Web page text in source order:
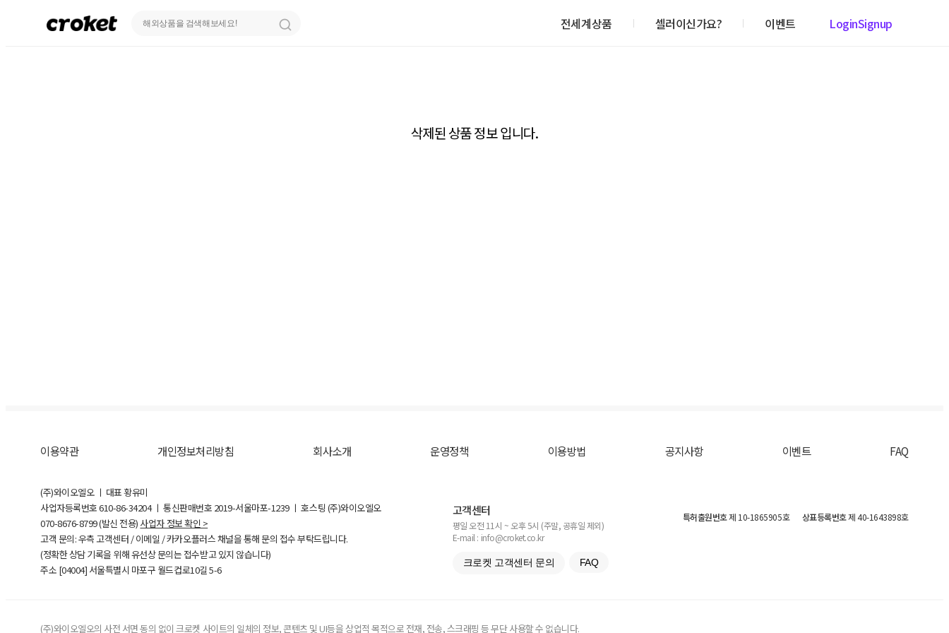
전세계상품 셀러이신가요? 이벤트 LoginSignup
삭제된 상품 정보 입니다.
이용약관 개인정보처리방침 회사소개 운영정책 이용방법 공지사항 이벤트 FAQ
(주)와이오엘오 ㅣ 대표 황유미
사업자등록번호610-86-34204ㅣ 통신판매번호 2019-서울마포-1239 ㅣ 호스팅 (주)와이오엘오
070-8676-8799 (발신 전용) 사업자 정보 확인 >
고객 문의: 우측 고객센터 / 이메일 / 카카오플러스 채널을 통해 문의 접수 부탁드립니다.
(정확한 상담 기록을 위해 유선상 문의는 접수받고 있지 않습니다)
주소 [04004] 서울특별시 마포구 월드컵로10길5-6
고객센터
평일 오전 11시 ~ 오후 5시 (주말, 공휴일 제외)
E-mail : info@croket.co.kr
크로켓 고객센터 문의 FAQ
특허출원번호제 10-1865905호 상표등록번호제 40-1643898호
(주)와이오엘오의 사전 서면 동의 없이 크로켓 사이트의 일체의 정보, 콘텐츠 및 UI등을 상업적 목적으로 전재, 전송, 스크래핑 등 무단 사용할 수 없습니다.